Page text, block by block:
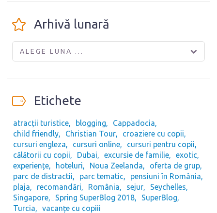
Arhivă lunară
ALEGE LUNA ...
Etichete
atracții turistice blogging
Cappadocia
child friendly
Christian Tour
croaziere cu copii
cursuri engleza
cursuri online
cursuri pentru copii
călătorii cu copii
Dubai excursie de familie
exotic
experiențe
hoteluri Noua Zeelanda
oferta de grup
parc de distractii
parc tematic
pensiuni în România
plaja
recomandări România sejur
Seychelles
Singapore
Spring SuperBlog 2018
SuperBlog
Turcia
vacanțe cu copiii